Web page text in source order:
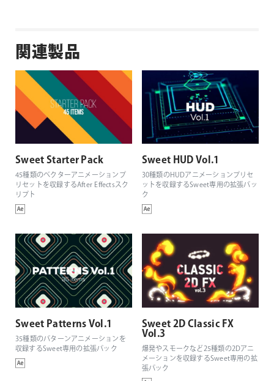
関連製品
Sweet Starter Pack
45種類のベクターアニメーションプ
リセットを収録するAfter Effectsスク
リプト
Sweet HUD Vol.1
30種類のHUDアニメーションプリセ
ットを収録するSweet専用の拡張パッ
ク
Sweet Patterns Vol.1
35種類のパターンアニメーションを
収録するSweet専用の拡張パック
Sweet 2D Classic FX
Vol.3
爆発やスモークなど25種類の2Dアニ
メーションを収録するSweet専用の拡
張パック